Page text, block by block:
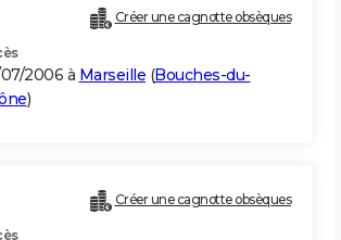
Créer une cagnotte obsèques
2006 à Marseille (Bouches-du-
)
Créer une cagnotte obsèques